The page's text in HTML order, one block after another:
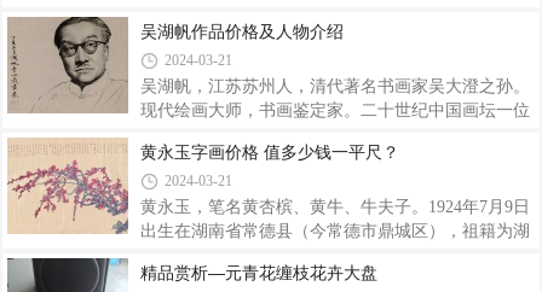
作为赠予中国科学院和中国工程院院士的赠品，并有
多件作品发表及被馆藏机构收藏。传略载入《中国当
代美术家人名录》、《中国当代陶瓷美
有轻灵活泼之趣，特别在瓷面上尤显画面明朗秀润，
质感浓淡相间，粗细有致，生趣盎然。时江西景德镇
绘瓷风格多见为人物、山水、花鸟题材，可李明亮画
技却独树一帜，他以双勾填彩之法，用工细清丽的笔
媚、雅致大方，而且所绘花鸟虫鱼，形态逼真，甚至
达到“花有露珠，蝶有茸毛”的效果，的确令人眼目一
新。为民国期间草虫绘画高家。所作尤得轻灵
吴湖帆作品价格及人物介绍
2024-03-21
吴湖帆，江苏苏州人，清代著名书画家吴大澄之孙。
现代绘画大师，书画鉴定家。二十世纪中国画坛一位
他作为一名山水画家的意义。著有《联珠集》《梅景
画笈》《梅景书屋全集》《吴氏书画集》《吴湖帆山
水集锦》及多种《吴湖帆画集》行世。收藏宏富，善
鉴别、填词。山水从“四王”、董其昌上溯宋元各家，
独树一帜，尤以熔水墨烘染与青绿设色于一炉并多烟
黄永玉字画价格 值多少钱一平尺？
2024-03-21
黄永玉，笔名黄杏槟、黄牛、牛夫子。1924年7月9日
出生在湖南省常德县（今常德市鼎城区），祖籍为湖
授，曾任版画系主任。1946年，他和张梅溪结婚。 黄
精品赏析—元青花缠枝花卉大盘